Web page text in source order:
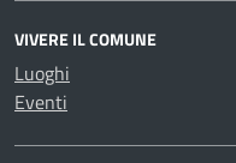
VIVERE IL COMUNE
Luoghi
Eventi